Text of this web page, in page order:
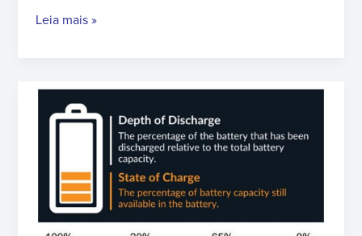
Melhor
Melhores
Proteger
Equipamento
Gamer
Leia mais »